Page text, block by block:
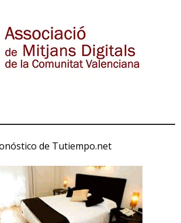
de Tutiempo.net